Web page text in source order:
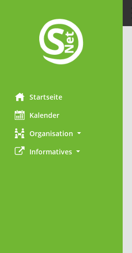
Startseite
Kalender
Organisation
Informatives